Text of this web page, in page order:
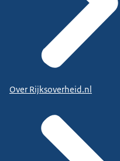
Over Rijksoverheid.nl